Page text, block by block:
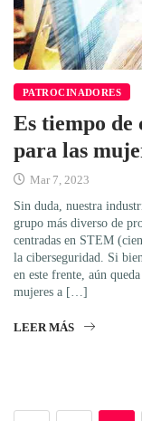
PATROCINADORES
Es tiempo de
para las
Mar 7, 2023
Sin duda, nuestra
grupo más diverso de
centradas en STEM
la ciberseguridad. Si
en este frente, aún
mujeres a […]
LEER MÁS